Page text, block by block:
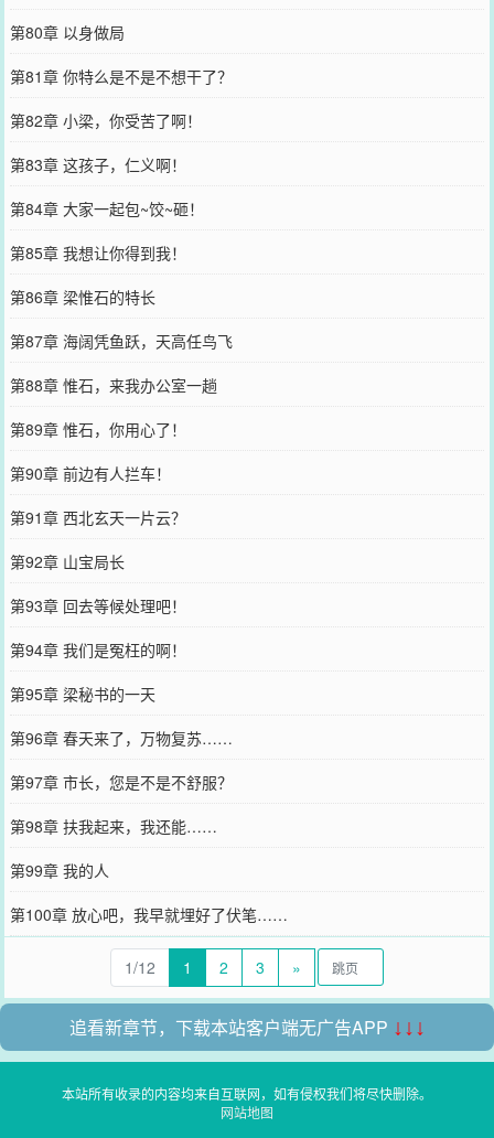
第80章 以身做局
第81章 你特么是不是不想干了？
第82章 小梁，你受苦了啊！
第83章 这孩子，仁义啊！
第84章 大家一起包~饺~砸！
第85章 我想让你得到我！
第86章 梁惟石的特长
第87章 海阔凭鱼跃，天高任鸟飞
第88章 惟石，来我办公室一趟
第89章 惟石，你用心了！
第90章 前边有人拦车！
第91章 西北玄天一片云？
第92章 山宝局长
第93章 回去等候处理吧！
第94章 我们是冤枉的啊！
第95章 梁秘书的一天
第96章 春天来了，万物复苏……
第97章 市长，您是不是不舒服？
第98章 扶我起来，我还能……
第99章 我的人
第100章 放心吧，我早就埋好了伏笔……
1/12 1 2 3 »
追看新章节，下载本站客户端无广告APP ↓↓↓
本站所有收录的内容均来自互联网，如有侵权我们将尽快删除。
网站地图